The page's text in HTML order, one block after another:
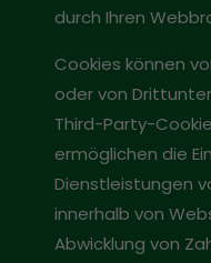
durch Ihren
Cookies können
oder von
Third-Party-
ermöglichen die
Dienstleistungen
innerhalb von
Abwicklung von